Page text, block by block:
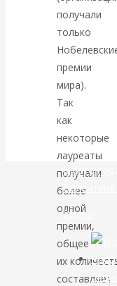
кризис в
сфере
уже
получали
только
премии
мира).
Так
как
некоторые
лауреаты
получали
более
одной
премии,
общее
их
составляет
Место
Валентина
Видео